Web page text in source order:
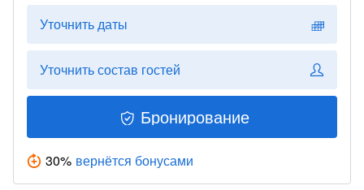
Уточнить даты
Уточнить состав гостей
Бронирование
30% вернётся бонусами